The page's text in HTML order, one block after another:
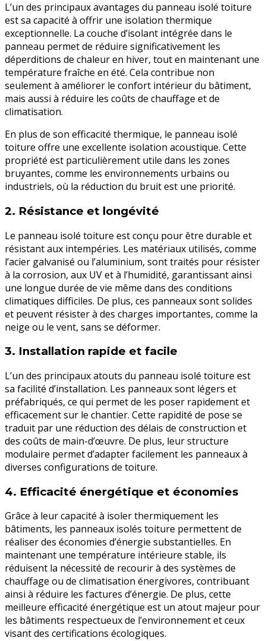
L’un des principaux avantages du panneau isolé toiture
est sa capacité à offrir une isolation thermique
exceptionnelle. La couche d’isolant intégrée dans le
panneau permet de réduire significativement les
déperditions de chaleur en hiver, tout en maintenant une
température fraîche en été. Cela contribue non
seulement à améliorer le confort intérieur du bâtiment,
mais aussi à réduire les coûts de chauffage et de
climatisation.
En plus de son efficacité thermique, le panneau isolé
toiture offre une excellente isolation acoustique. Cette
propriété est particulièrement utile dans les zones
bruyantes, comme les environnements urbains ou
industriels, où la réduction du bruit est une priorité.
2. Résistance et longévité
Le panneau isolé toiture est conçu pour être durable et
résistant aux intempéries. Les matériaux utilisés, comme
l’acier galvanisé ou l’aluminium, sont traités pour résister
à la corrosion, aux UV et à l’humidité, garantissant ainsi
une longue durée de vie même dans des conditions
climatiques difficiles. De plus, ces panneaux sont solides
et peuvent résister à des charges importantes, comme la
neige ou le vent, sans se déformer.
3. Installation rapide et facile
L’un des principaux atouts du panneau isolé toiture est
sa facilité d’installation. Les panneaux sont légers et
préfabriqués, ce qui permet de les poser rapidement et
efficacement sur le chantier. Cette rapidité de pose se
traduit par une réduction des délais de construction et
des coûts de main-d’œuvre. De plus, leur structure
modulaire permet d’adapter facilement les panneaux à
diverses configurations de toiture.
4. Efficacité énergétique et économies
Grâce à leur capacité à isoler thermiquement les
bâtiments, les panneaux isolés toiture permettent de
réaliser des économies d’énergie substantielles. En
maintenant une température intérieure stable, ils
réduisent la nécessité de recourir à des systèmes de
chauffage ou de climatisation énergivores, contribuant
ainsi à réduire les factures d’énergie. De plus, cette
meilleure efficacité énergétique est un atout majeur pour
les bâtiments respectueux de l’environnement et ceux
visant des certifications écologiques.